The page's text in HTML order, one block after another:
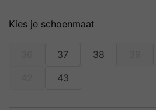
schoenmaat
37 38
43